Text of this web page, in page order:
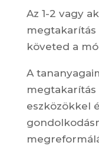
Az 1-2 vagy
megtakarítás
követed a
A
eszközökkel